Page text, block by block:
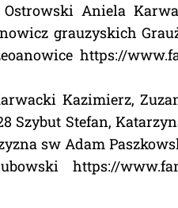
Aniela
grauzyskich
https://
Kazimierz,
Szybut Stefan,
sw Adam
https://